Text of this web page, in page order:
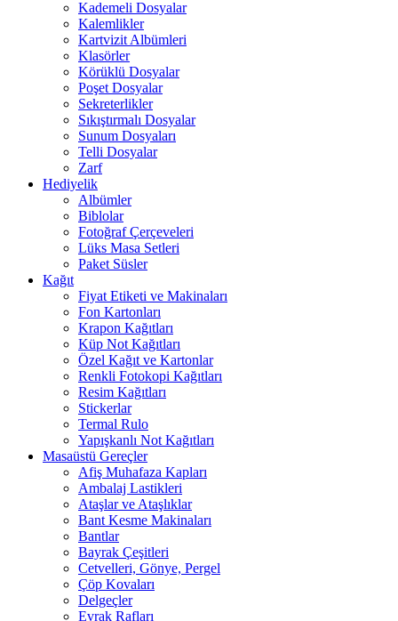
Kademeli Dosyalar
Kalemlikler
Kartvizit Albümleri
Klasörler
Körüklü Dosyalar
Poşet Dosyalar
Sekreterlikler
Sıkıştırmalı Dosyalar
Sunum Dosyaları
Telli Dosyalar
Zarf
Hediyelik
Albümler
Biblolar
Fotoğraf Çerçeveleri
Lüks Masa Setleri
Paket Süsler
Kağıt
Fiyat Etiketi ve Makinaları
Fon Kartonları
Krapon Kağıtları
Küp Not Kağıtları
Özel Kağıt ve Kartonlar
Renkli Fotokopi Kağıtları
Resim Kağıtları
Stickerlar
Termal Rulo
Yapışkanlı Not Kağıtları
Masaüstü Gereçler
Afiş Muhafaza Kapları
Ambalaj Lastikleri
Ataşlar ve Ataşlıklar
Bant Kesme Makinaları
Bantlar
Bayrak Çeşitleri
Cetvelleri, Gönye, Pergel
Çöp Kovaları
Delgeçler
Evrak Rafları